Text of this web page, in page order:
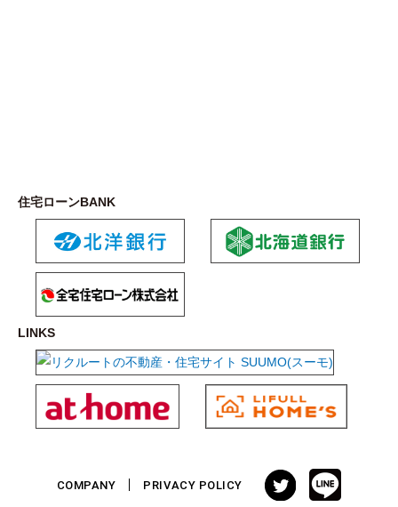
住宅ローンBANK
LINKS
COMPANY PRIVACY POLICY